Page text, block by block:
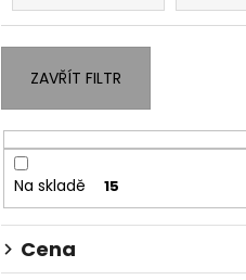
z
e
í
p
r
o
d
u
ZAVŘÍT FILTR
Na skladě 15
Cena